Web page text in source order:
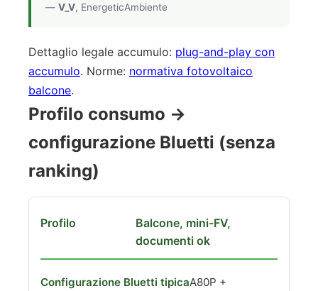
— V_V, EnergeticAmbiente
Dettaglio legale accumulo: plug-and-play con
accumulo. Norme: normativa fotovoltaico
balcone.
Profilo consumo →
configurazione Bluetti (senza
ranking)
Balcone, mini-FV,
documenti ok
A80P +